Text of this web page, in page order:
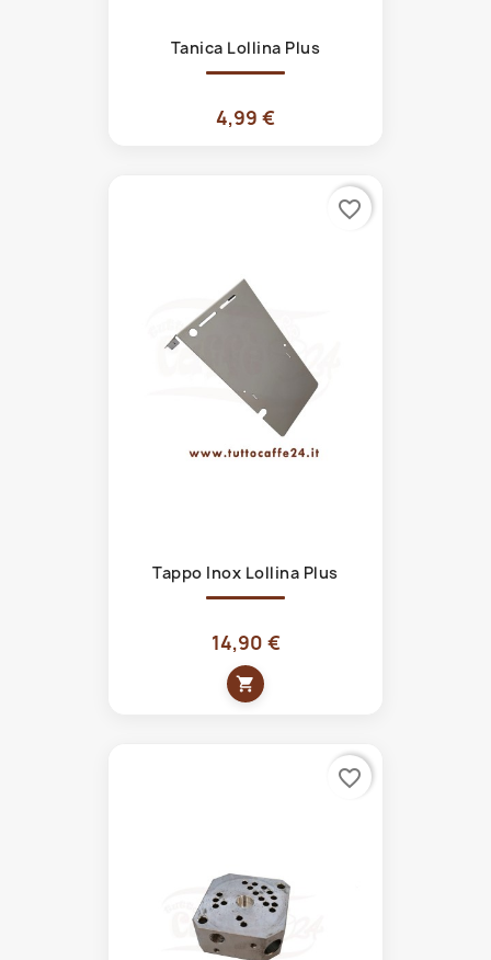
Tanica Lollina Plus
4,99 €
Tappo Inox Lollina Plus
14,90 €
shopping_cart
favorite_border
favorite_border